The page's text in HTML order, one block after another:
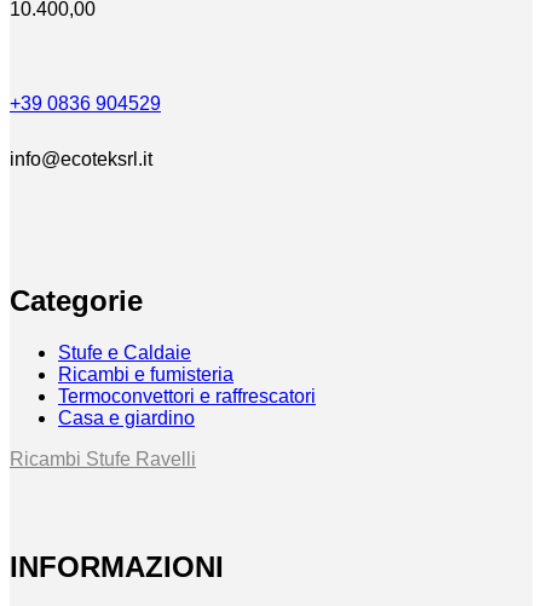
10.400,00
+39 0836 904529
info@ecoteksrl.it
Categorie
Stufe e Caldaie
Ricambi e fumisteria
Termoconvettori e raffrescatori
Casa e giardino
Ricambi Stufe Ravelli
INFORMAZIONI